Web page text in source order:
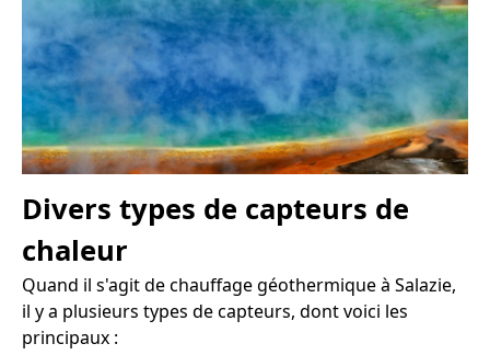
Divers types de capteurs de
chaleur
Quand il s'agit de chauffage géothermique à Salazie,
il y a plusieurs types de capteurs, dont voici les
principaux :